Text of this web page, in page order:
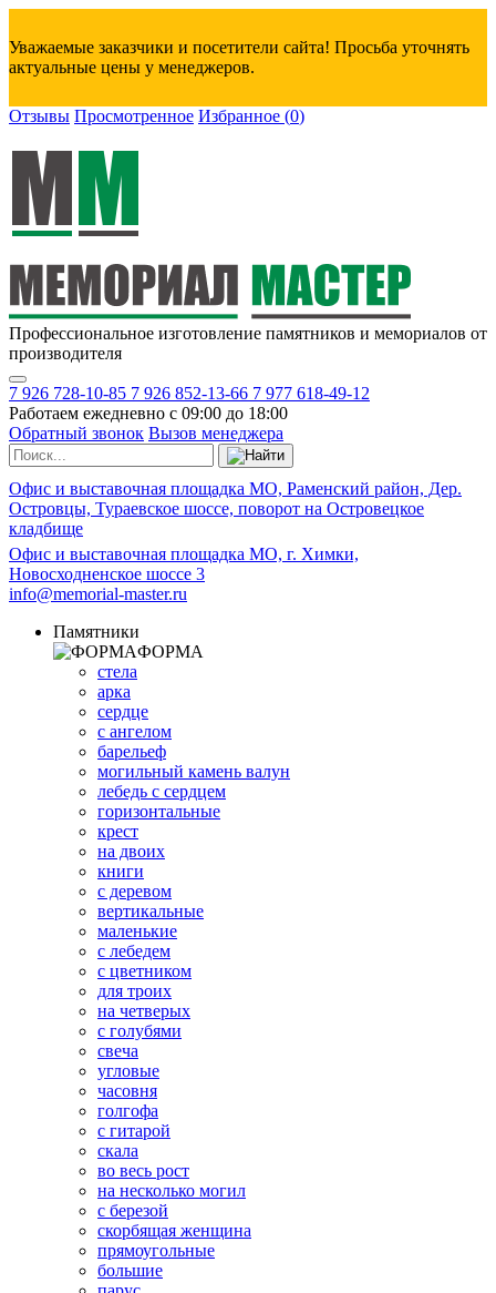
Уважаемые заказчики и посетители сайта! Просьба уточнять
актуальные цены у менеджеров.
Отзывы Просмотренное Избранное (0)
Профессиональное изготовление памятников и мемориалов от
производителя
7 926 728-10-85 7 926 852-13-66 7 977 618-49-12
Работаем ежедневно с 09:00 до 18:00
Обратный звонок Вызов менеджера
Офис и выставочная площадка МО, Раменский район, Дер.
Островцы, Тураевское шоссе, поворот на Островецкое
кладбище
Офис и выставочная площадка МО, г. Химки,
Новосходненское шоссе 3
info@memorial-master.ru
Памятники
ФОРМА
стела
арка
сердце
с ангелом
барельеф
могильный камень валун
лебедь с сердцем
горизонтальные
крест
на двоих
книги
с деревом
вертикальные
маленькие
с лебедем
с цветником
для троих
на четверых
с голубями
свеча
угловые
часовня
голгофа
с гитарой
скала
во весь рост
на несколько могил
с березой
скорбящая женщина
прямоугольные
большие